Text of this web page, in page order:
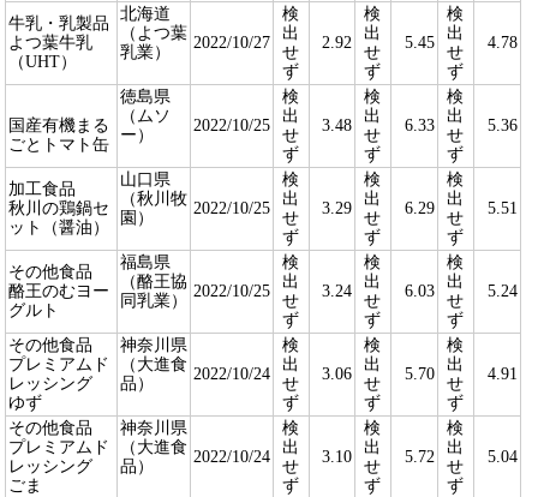
牛乳・乳製品
よつ葉牛乳
（UHT）
北海道
（よつ葉
乳業）
2022/10/27
検
出
せ
ず
2.92
検
出
せ
ず
5.45
検
出
せ
ず
4.78
国産有機まる
ごとトマト缶
徳島県
（ムソ
ー）
2022/10/25
検
出
せ
ず
3.48
検
出
せ
ず
6.33
検
出
せ
ず
5.36
加工食品
秋川の鶏鍋セ
ット（醤油）
山口県
（秋川牧
園）
2022/10/25
検
出
せ
ず
3.29
検
出
せ
ず
6.29
検
出
せ
ず
5.51
その他食品
酪王のむヨー
グルト
福島県
（酪王協
同乳業）
2022/10/25
検
出
せ
ず
3.24
検
出
せ
ず
6.03
検
出
せ
ず
5.24
その他食品
プレミアムド
レッシング
ゆず
神奈川県
（大進食
品）
2022/10/24
検
出
せ
ず
3.06
検
出
せ
ず
5.70
検
出
せ
ず
4.91
その他食品
プレミアムド
レッシング
ごま
神奈川県
（大進食
品）
2022/10/24
検
出
せ
ず
3.10
検
出
せ
ず
5.72
検
出
せ
ず
5.04